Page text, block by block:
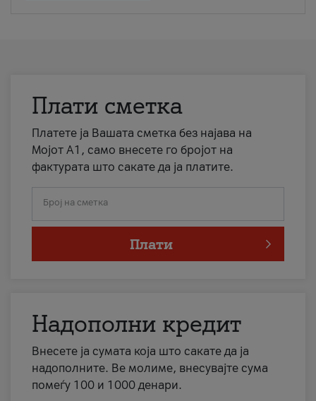
Плати сметка
Платете ја Вашата сметка без најава на
Мојот А1, само внесете го бројот на
фактурата што сакате да ја платите.
Број на сметка
Плати
Надополни кредит
Внесете ја сумата која што сакате да ја
надополните. Ве молиме, внесувајте сума
помеѓу 100 и 1000 денари.